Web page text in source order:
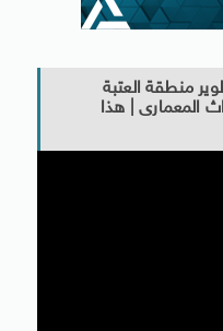
منطقة العتبة
التراث المعمارى | هذا